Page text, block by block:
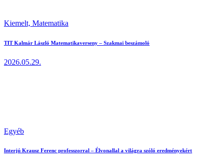
Kiemelt, Matematika
TIT Kalmár László Matematikaverseny – Szakmai beszámoló
2026.05.29.
Egyéb
Interjú Krausz Ferenc professzorral – Élvonallal a világra szóló eredményekért